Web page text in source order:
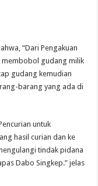
“Dari Pengakuan
membobol gudang milik
gudang kemudian
barang yang ada di
untuk
hasil curian dan ke
tindak pidana
Dabo Singkep.” jelas